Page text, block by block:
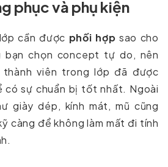
phục và phụ kiện
cần được phối hợp sao cho
bạn chọn concept tự do, nên
thành viên trong lớp đã được
sự chuẩn bị tốt nhất. Ngoài
giày dép, kính mát, mũ cũng
càng để không làm mất đi tính